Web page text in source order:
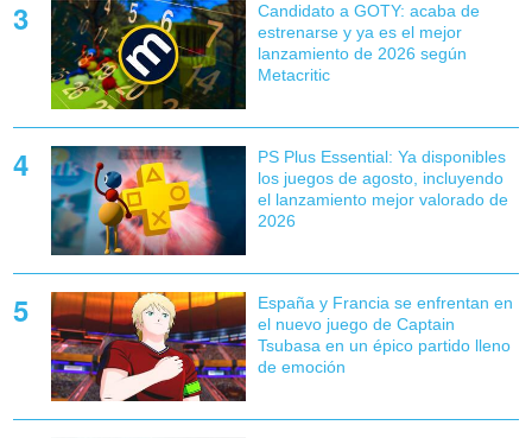
Candidato a GOTY: acaba de
estrenarse y ya es el mejor
lanzamiento de 2026 según
Metacritic
PS Plus Essential: Ya disponibles
los juegos de agosto, incluyendo
el lanzamiento mejor valorado de
2026
España y Francia se enfrentan en
el nuevo juego de Captain
Tsubasa en un épico partido lleno
de emoción